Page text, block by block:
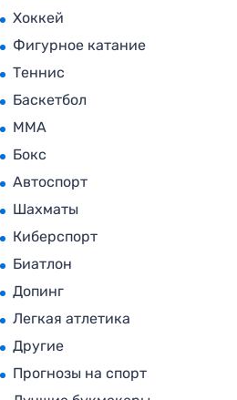
Хоккей
Фигурное катание
Теннис
Баскетбол
MMA
Бокс
Автоспорт
Шахматы
Киберспорт
Биатлон
Допинг
Легкая атлетика
Другие
Прогнозы на спорт